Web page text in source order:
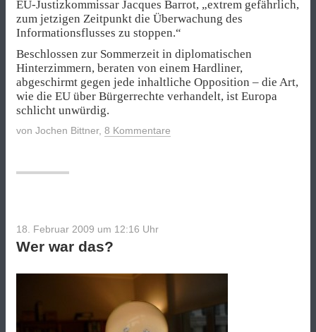
EU-Justizkommissar Jacques Barrot, „extrem gefährlich,
zum jetzigen Zeitpunkt die Überwachung des
Informationsflusses zu stoppen.“
Beschlossen zur Sommerzeit in diplomatischen
Hinterzimmern, beraten von einem Hardliner,
abgeschirmt gegen jede inhaltliche Opposition – die Art,
wie die EU über Bürgerrechte verhandelt, ist Europa
schlicht unwürdig.
von Jochen Bittner, 8 Kommentare
18. Februar 2009 um 12:16 Uhr
Wer war das?